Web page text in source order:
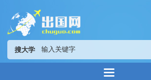
搜大学